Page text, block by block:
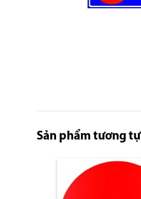
to
beginning
Sản phẩm tương tự